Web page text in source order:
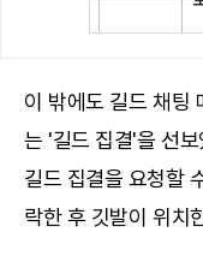
이 밖에도 길드 채팅
는 '길드 집결'을 선
길드 집결을 요청할
락한 후 깃발이 위치